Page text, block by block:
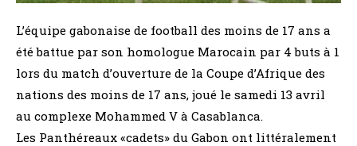
L’équipe gabonaise de football des moins de 17 ans a
été battue par son homologue Marocain par 4 buts à 1
lors du match d’ouverture de la Coupe d’Afrique des
nations des moins de 17 ans, joué le samedi 13 avril
au complexe Mohammed V à Casablanca.
Les Panthéreaux «cadets» du Gabon ont littéralement